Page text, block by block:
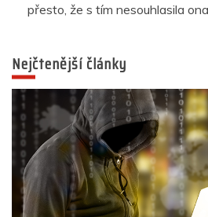
přesto, že s tím nesouhlasila
Nejčtenější články